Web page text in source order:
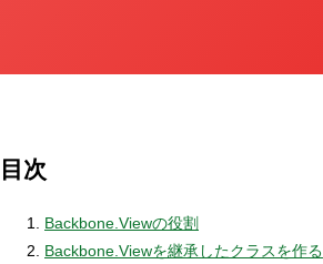
目次
Backbone.Viewの役割
Backbone.Viewを継承したクラスを作る